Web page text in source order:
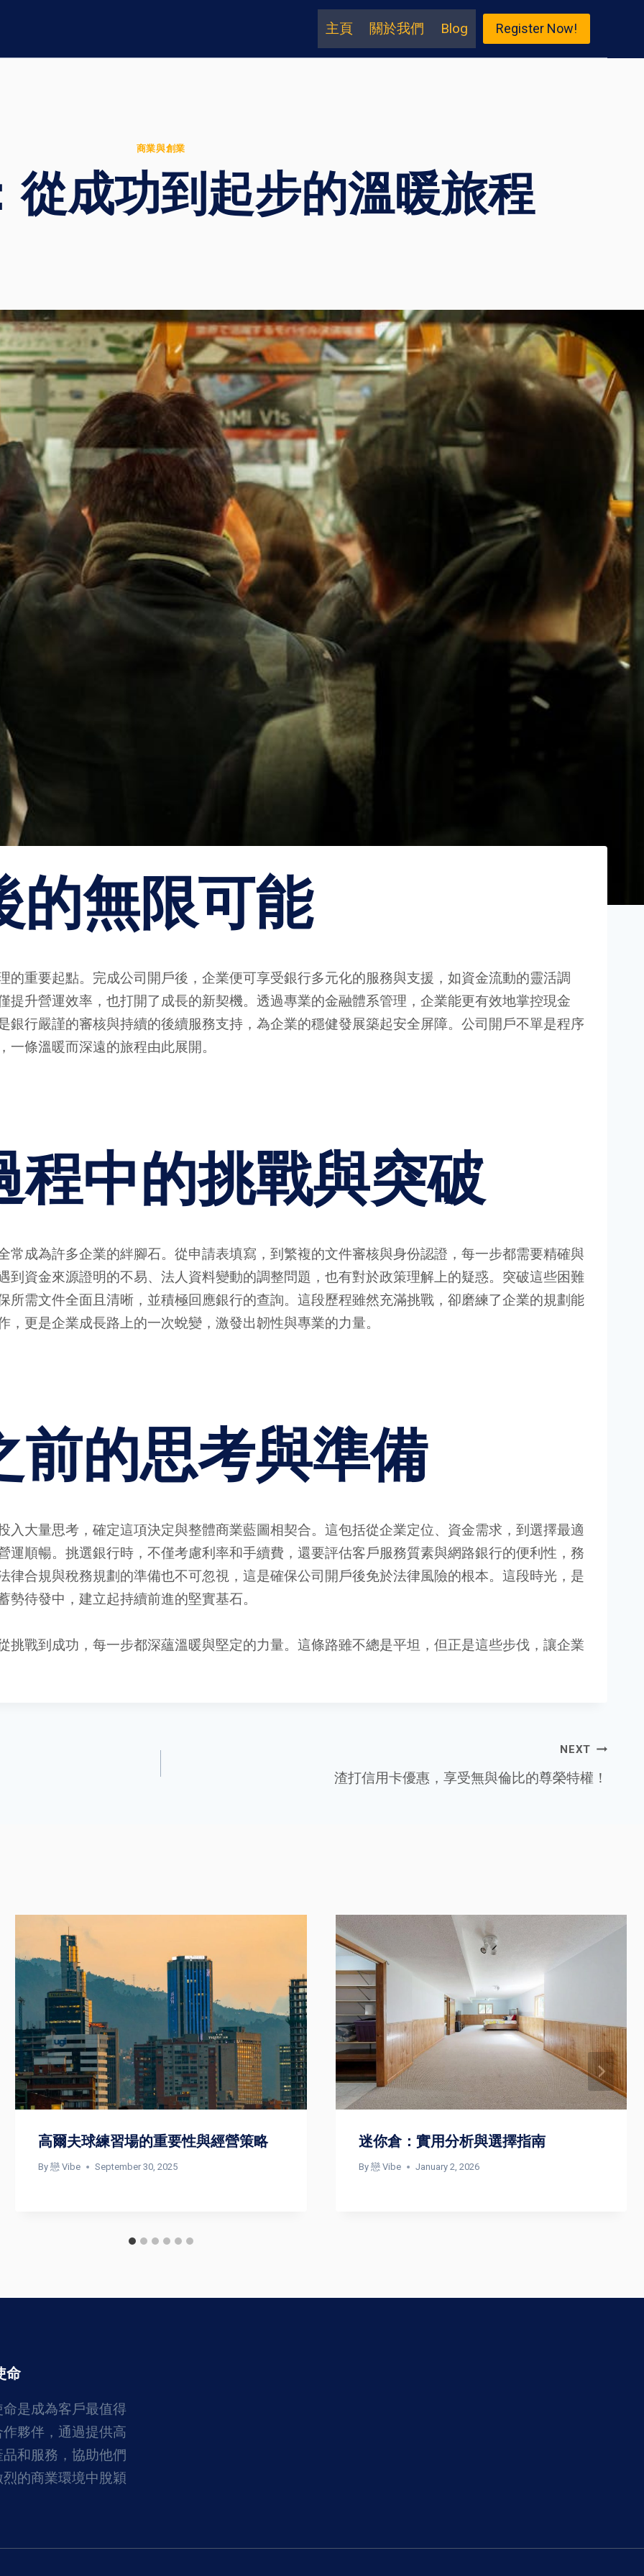
主頁 關於我們 Blog Register Now!
商業與創業
從成功到起步的溫暖旅程
的無限可能
的重要起點。完成公司開戶後，企業便可享受銀行多元化的服務與支援，如資金流動的靈活調
提升營運效率，也打開了成長的新契機。透過專業的金融體系管理，企業能更有效地掌控現金
銀行嚴謹的審核與持續的後續服務支持，為企業的穩健發展築起安全屏障。公司開戶不單是程序
條溫暖而深遠的旅程由此展開。
程中的挑戰與突破
常成為許多企業的絆腳石。從申請表填寫，到繁複的文件審核與身份認證，每一步都需要精確與
到資金來源證明的不易、法人資料變動的調整問題，也有對於政策理解上的疑惑。突破這些困難
所需文件全面且清晰，並積極回應銀行的查詢。這段歷程雖然充滿挑戰，卻磨練了企業的規劃能
更是企業成長路上的一次蛻變，激發出韌性與專業的力量。
前的思考與準備
入大量思考，確定這項決定與整體商業藍圖相契合。這包括從企業定位、資金需求，到選擇最適
運順暢。挑選銀行時，不僅考慮利率和手續費，還要評估客戶服務質素與網路銀行的便利性，務
律合規與稅務規劃的準備也不可忽視，這是確保公司開戶後免於法律風險的根本。這段時光，是
待發中，建立起持續前進的堅實基石。
挑戰到成功，每一步都深蘊溫暖與堅定的力量。這條路雖不總是平坦，但正是這些步伐，讓企業
NEXT
渣打信用卡優惠，享受無與倫比的尊榮特權！
高爾夫球練習場的重要性與經營策略
By 戀 Vibe September 30, 2025
迷你倉：實用分析與選擇指南
By 戀 Vibe January 2, 2026
命
是成為客戶最值得
夥伴，通過提供高
和服務，協助他們
的商業環境中脫穎